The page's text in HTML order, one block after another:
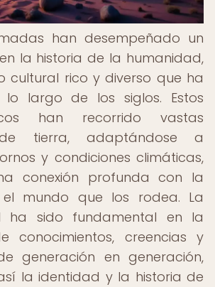
han desempeñado un
la historia de la humanidad,
cultural rico y diverso que ha
largo de los siglos. Estos
han recorrido vastas
de tierra, adaptándose a
y condiciones climáticas,
conexión profunda con la
mundo que los rodea. La
ha sido fundamental en la
conocimientos, creencias y
generación en generación,
la identidad y la historia de